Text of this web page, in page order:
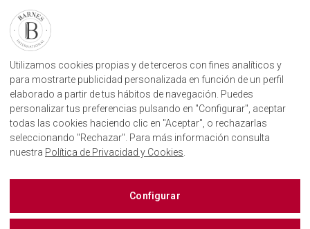
Contáctenos
Inicio de sesión de usuario
AGENCIA INMOBILIARIA BARNES SAN SEBASTIÁN
CAMINO KALEA, 1
20004, DONOSTIA, GIPUZKOA
+34843751115
Utilizamos cookies propias y de terceros con fines analíticos y
para mostrarte publicidad personalizada en función de un perfil
elaborado a partir de tus hábitos de navegación. Puedes
personalizar tus preferencias pulsando en "Configurar", aceptar
todas las cookies haciendo clic en "Aceptar", o rechazarlas
seleccionando "Rechazar". Para más información consulta
nuestra Política de Privacidad y Cookies
Configurar